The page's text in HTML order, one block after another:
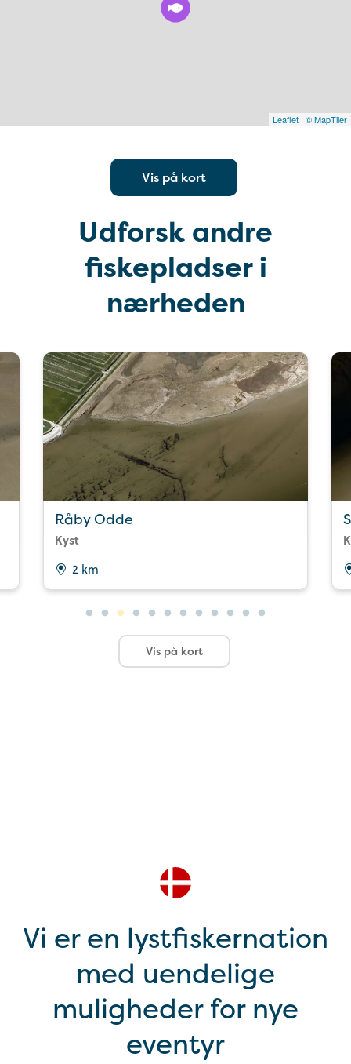
Leaflet | © MapTiler
Vis på kort
Udforsk andre
fiskepladser i
nærheden
Råby Odde
Kyst
2 km
Vis på kort
Vi er en lystfiskernation
med uendelige
muligheder for nye
eventyr